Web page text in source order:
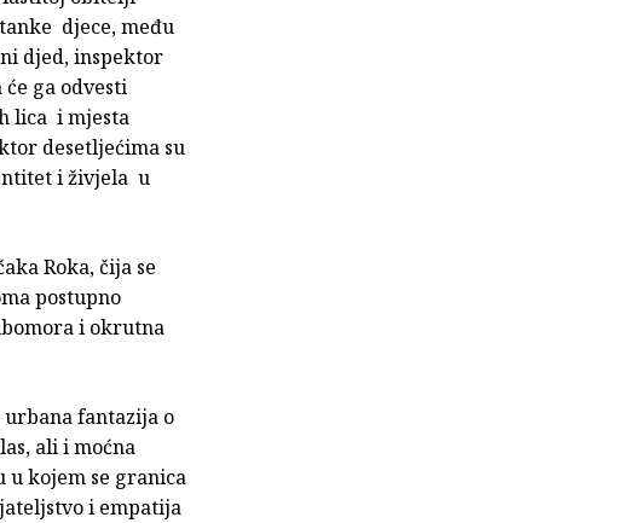
djece, među
djed, inspektor
ga odvesti
lica i mjesta
desetljećima su
i živjela u
Roka, čija se
postupno
i okrutna
urbana fantazija o
ali i moćna
kojem se granica
i empatija